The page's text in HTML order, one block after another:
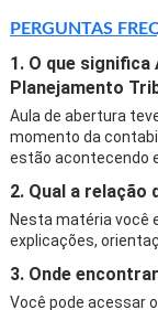
PERGUNTAS
1. O que significa
Planejamento
Aula de abertura
momento da
estão acontecendo
2. Qual a
Nesta matéria você
explicações,
3. Onde
Você pode acessar